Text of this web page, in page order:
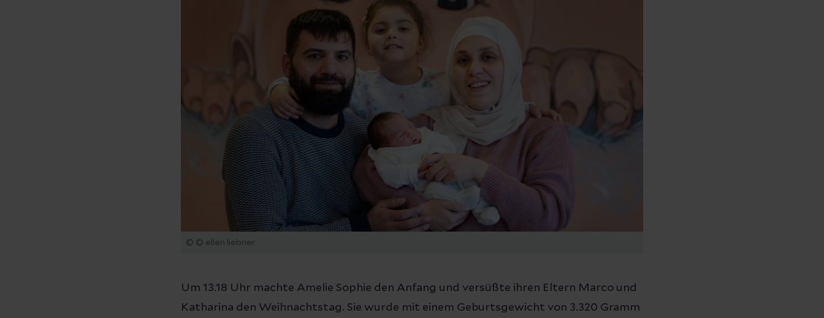
© © ellen liebner
Um 13.18 Uhr machte Amelie Sophie den Anfang und versüßte ihren Eltern Marco und
Katharina den Weihnachtstag. Sie wurde mit einem Geburtsgewicht von 3.320 Gramm